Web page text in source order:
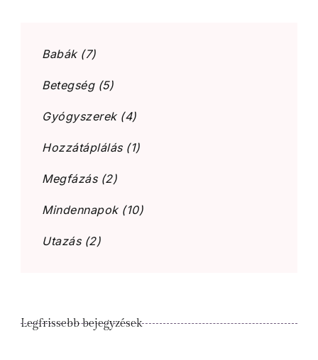
Babák(7)
Betegség(5)
Gyógyszerek(4)
Hozzátáplálás(1)
Megfázás(2)
Mindennapok(10)
Utazás(2)
Legfrissebb bejegyzések